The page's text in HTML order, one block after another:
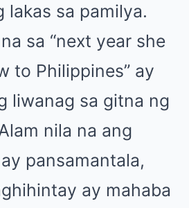
lakas sa pamilya.
sa “next year she
to Philippines” ay
liwanag sa gitna ng
nila na ang
pansamantala,
ay mahaba